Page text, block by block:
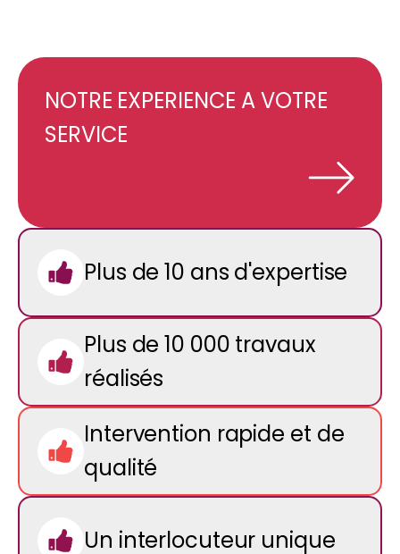
NOTRE EXPERIENCE A VOTRE
SERVICE
Plus de 10 ans d'expertise
Plus de 10 000 travaux
réalisés
Intervention rapide et de
qualité
Un interlocuteur unique